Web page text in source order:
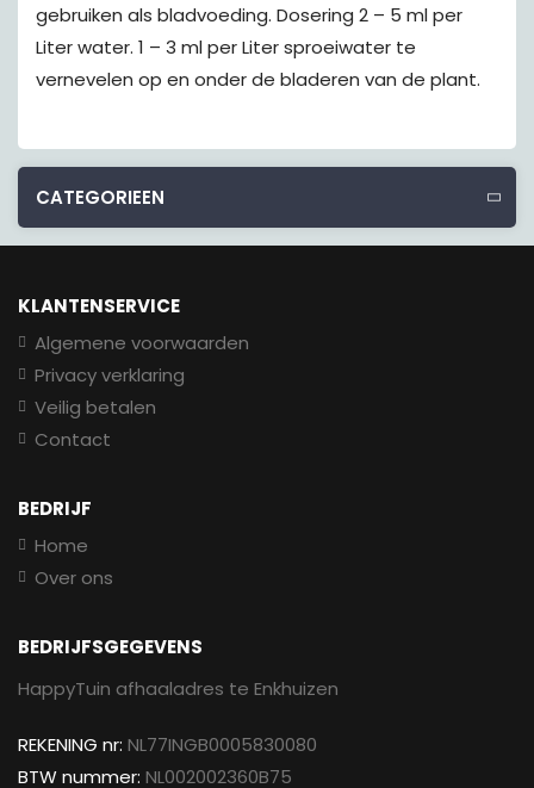
gebruiken als bladvoeding. Dosering 2 – 5 ml per
Liter water. 1 – 3 ml per Liter sproeiwater te
vernevelen op en onder de bladeren van de plant.
CATEGORIEEN
KLANTENSERVICE
Algemene voorwaarden
Privacy verklaring
Veilig betalen
Contact
BEDRIJF
Home
Over ons
BEDRIJFSGEGEVENS
HappyTuin afhaaladres te Enkhuizen
REKENING nr: NL77INGB0005830080
BTW nummer: NL002002360B75